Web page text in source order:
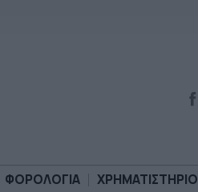
ΦΟΡΟΛΟΓΙΑ ΧΡΗΜΑΤΙΣΤΗΡΙΟ